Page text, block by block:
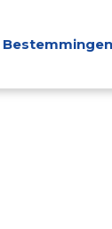
Bestemmingen